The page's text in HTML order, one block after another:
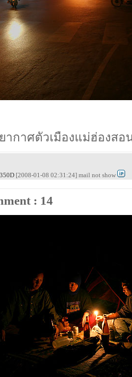
ากาศตัวเมืองแม่ฮ่องส
350D [2008-01-08 02:31:24] mail not show
: 14